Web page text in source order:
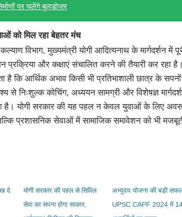
पर चलेंगे बुलडोजर
को मिल रहा बेहतर मंच
विभाग, मुख्यमंत्री योगी आदित्यनाथ के मार्गदर्शन में
प्रक्रिया और कक्षाएं संचालित करने की तैयारी कर रहा
है कि आर्थिक अभाव किसी भी प्रतिभाशाली छात्र के
से निःशुल्क कोचिंग, अध्ययन सामग्री और विशेषज्ञ
है। योगी सरकार की यह पहल न केवल युवाओं के लिए
प्रशासनिक सेवाओं में सामाजिक समावेशन को भी
दे
योगी सरकार की पहल से सिविल
सेवा का सपना होगा साकार,
अभ्युदय योजना की बड़ी
UPSC CAPF 2024 में